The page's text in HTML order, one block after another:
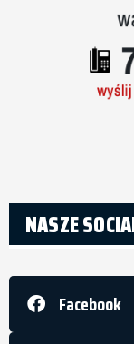
NASZE
Facebook